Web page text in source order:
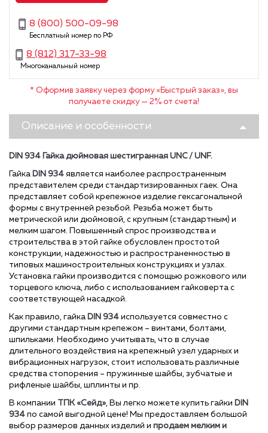
8 (800) 500-09-98
Бесплатный номер по РФ
8 (812) 317-33-98
Многоканальный номер
* Оформив заявку через форму «Быстрый заказ», вы
получаете скидку — 2% от счета!
Описание и особенности
DIN 934 Гайка дюймовая шестигранная UNC / UNF.
Гайка DIN 934 является наиболее распространенным
представителем среди стандартизированных гаек. Она
представляет собой крепежное изделие гексагональной
формы с внутренней резьбой. Резьба может быть
метрической или дюймовой, с крупным (стандартным) и
мелким шагом. Повышенный спрос производства и
строительства в этой гайке обусловлен простотой
конструкции, надежностью и распространенностью в
типовых машиностроительных конструкциях и узлах.
Установка гайки производится с помощью рожкового или
торцевого ключа, либо с использованием гайковерта с
соответствующей насадкой.
Как правило, гайка DIN 934 используется совместно с
другими стандартным крепежом – винтами, болтами,
шпильками. Необходимо учитывать, что в случае
длительного воздействия на крепежный узел ударных и
вибрационных нагрузок, стоит использовать различные
средства стопорения – пружинные шайбы, зубчатые и
рифленые шайбы, шплинты и пр.
В компании ТПК «Сейд», Вы легко можете купить гайки DIN
934 по самой выгодной цене! Мы предоставляем большой
выбор размеров данных изделий и продаем мелким и